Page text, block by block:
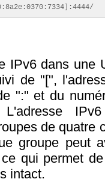
IPv6 dans une
de "[",
":" et du
de quatre
groupe peut
qui permet
intact.